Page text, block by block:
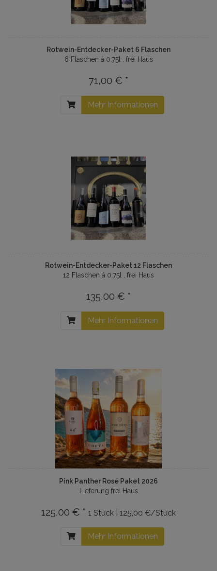
Rotwein-Entdecker-Paket 6 Flaschen
6 Flaschen á 0,75l , frei Haus
71,00 € *
Mehr Informationen
Rotwein-Entdecker-Paket 12 Flaschen
12 Flaschen á 0,75l , frei Haus
135,00 € *
Mehr Informationen
Pink Panther Rosé Paket 2026
Lieferung frei Haus
125,00 € * 1 Stück | 125,00 €/Stück
Mehr Informationen